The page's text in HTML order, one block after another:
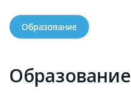
Образование
Образование